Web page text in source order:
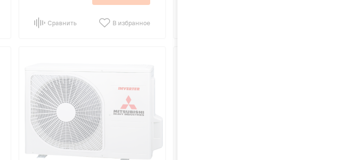
Сравнить В избранное